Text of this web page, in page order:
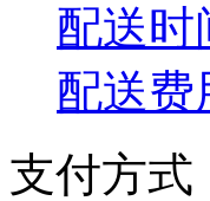
配送时
配送费
支付方式